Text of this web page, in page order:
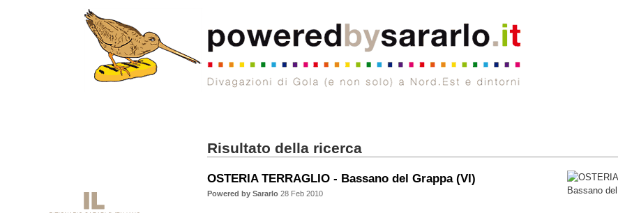
Risultato della ricerca
OSTERIA TERRAGLIO - Bassano del Grappa (VI)
Powered by Sararlo28 Feb 2010